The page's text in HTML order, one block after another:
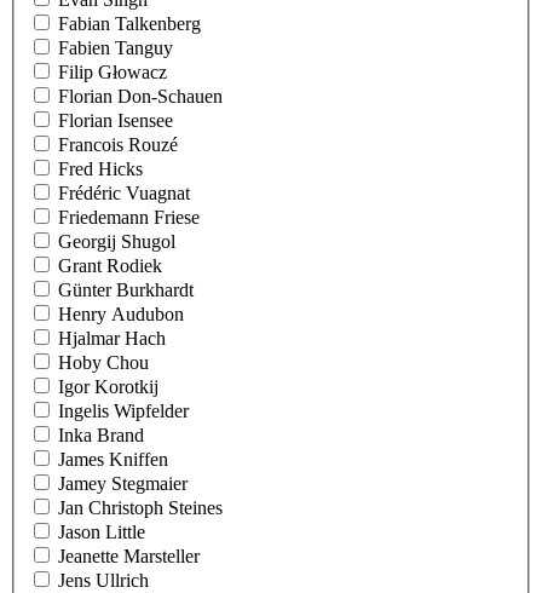
Fabian Talkenberg
Fabien Tanguy
Filip Głowacz
Florian Don-Schauen
Florian Isensee
Francois Rouzé
Fred Hicks
Frédéric Vuagnat
Friedemann Friese
Georgij Shugol
Grant Rodiek
Günter Burkhardt
Henry Audubon
Hjalmar Hach
Hoby Chou
Igor Korotkij
Ingelis Wipfelder
Inka Brand
James Kniffen
Jamey Stegmaier
Jan Christoph Steines
Jason Little
Jeanette Marsteller
Jens Ullrich